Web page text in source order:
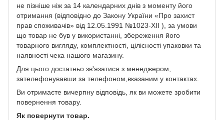
не пізніше ніж за 14 календарних днів з моменту його
отримання (відповідно до Закону України «Про захист
прав споживачів» від 12.05.1991 №1023-XII ), за умови
що товар не був у використанні, збереження його
товарного вигляду, комплектності, цілісності упаковки та
наявності чека нашого магазину.
Для цього достатньо зв'язатися з менеджером,
зателефонувавши за телефоном,вказаним у контактах.
Ви отримаєте вичерпну відповідь, як ви можете зробити
повернення товару.
Як повернути товар.